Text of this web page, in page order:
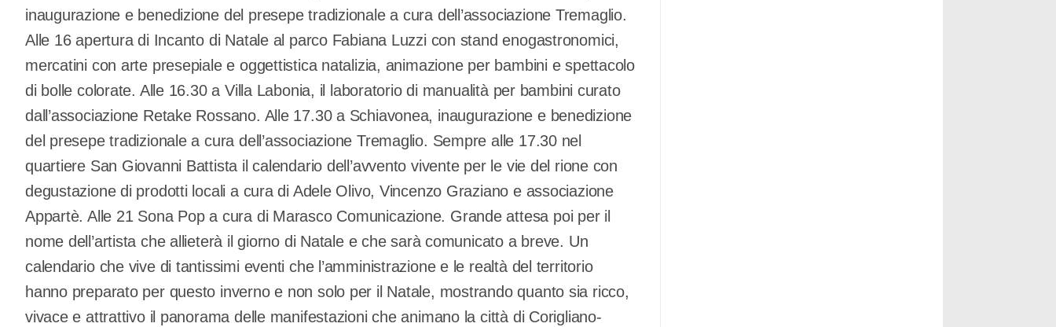
inaugurazione e benedizione del presepe tradizionale a cura dell’associazione Tremaglio.
Alle 16 apertura di Incanto di Natale al parco Fabiana Luzzi con stand enogastronomici,
mercatini con arte presepiale e oggettistica natalizia, animazione per bambini e spettacolo
di bolle colorate. Alle 16.30 a Villa Labonia, il laboratorio di manualità per bambini curato
dall’associazione Retake Rossano. Alle 17.30 a Schiavonea, inaugurazione e benedizione
del presepe tradizionale a cura dell’associazione Tremaglio. Sempre alle 17.30 nel
quartiere San Giovanni Battista il calendario dell’avvento vivente per le vie del rione con
degustazione di prodotti locali a cura di Adele Olivo, Vincenzo Graziano e associazione
Appartè. Alle 21 Sona Pop a cura di Marasco Comunicazione. Grande attesa poi per il
nome dell’artista che allieterà il giorno di Natale e che sarà comunicato a breve. Un
calendario che vive di tantissimi eventi che l’amministrazione e le realtà del territorio
hanno preparato per questo inverno e non solo per il Natale, mostrando quanto sia ricco,
vivace e attrattivo il panorama delle manifestazioni che animano la città di Corigliano-